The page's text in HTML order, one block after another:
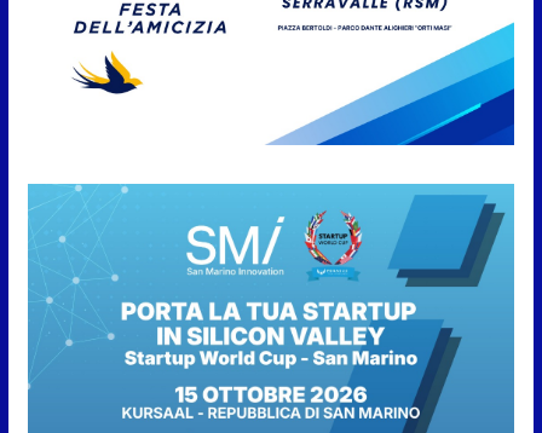
6 Agosto 2026
“San Marino Antiqua –
Leggende e storie del Titano”:
l’inequivocabile successo di
6 Agosto 2026